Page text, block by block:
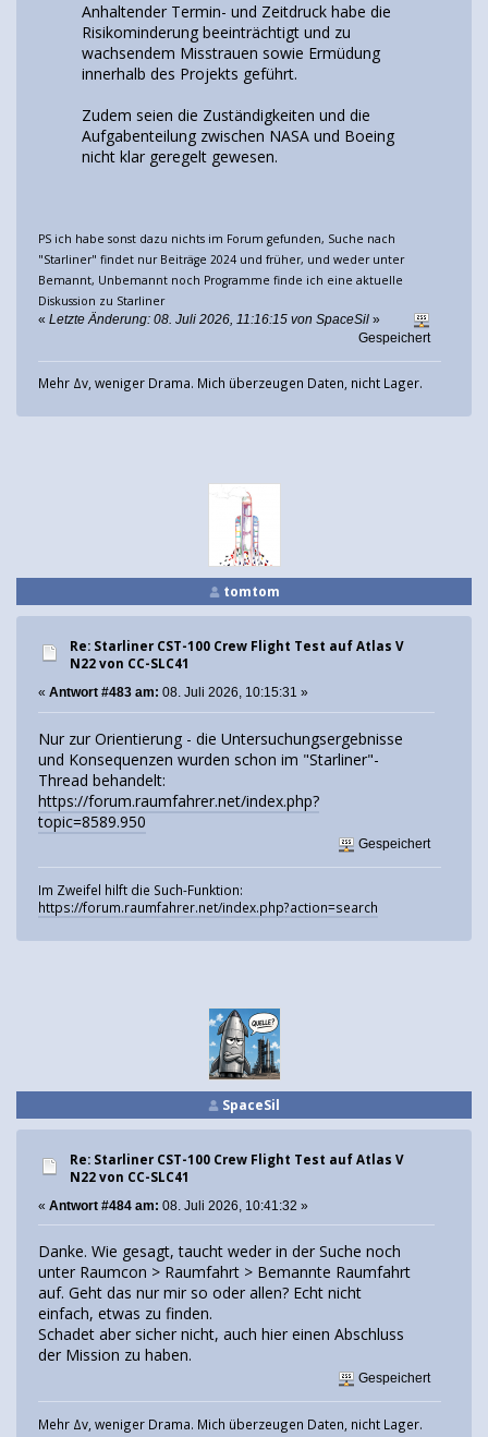
Anhaltender Termin- und Zeitdruck habe die
Risikominderung beeinträchtigt und zu
wachsendem Misstrauen sowie Ermüdung
innerhalb des Projekts geführt.
Zudem seien die Zuständigkeiten und die
Aufgabenteilung zwischen NASA und Boeing
nicht klar geregelt gewesen.
PS ich habe sonst dazu nichts im Forum gefunden, Suche nach
"Starliner" findet nur Beiträge 2024 und früher, und weder unter
Bemannt, Unbemannt noch Programme finde ich eine aktuelle
Diskussion zu Starliner
« Letzte Änderung: 08. Juli 2026, 11:16:15 von SpaceSil »
Gespeichert
Mehr Δv, weniger Drama. Mich überzeugen Daten, nicht Lager.
tomtom
Re: Starliner CST-100 Crew Flight Test auf Atlas V
N22 von CC-SLC41
« Antwort #483 am: 08. Juli 2026, 10:15:31 »
Nur zur Orientierung - die Untersuchungsergebnisse
und Konsequenzen wurden schon im "Starliner"-
Thread behandelt:
https://forum.raumfahrer.net/index.php?
topic=8589.950
Gespeichert
Im Zweifel hilft die Such-Funktion:
https://forum.raumfahrer.net/index.php?action=search
SpaceSil
Re: Starliner CST-100 Crew Flight Test auf Atlas V
N22 von CC-SLC41
« Antwort #484 am: 08. Juli 2026, 10:41:32 »
Danke. Wie gesagt, taucht weder in der Suche noch
unter Raumcon > Raumfahrt > Bemannte Raumfahrt
auf. Geht das nur mir so oder allen? Echt nicht
einfach, etwas zu finden.
Schadet aber sicher nicht, auch hier einen Abschluss
der Mission zu haben.
Gespeichert
Mehr Δv, weniger Drama. Mich überzeugen Daten, nicht Lager.